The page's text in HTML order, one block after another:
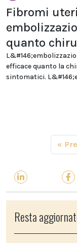
Fibromi
quanto
efficace quanto la
sintomatici.
«
Resta